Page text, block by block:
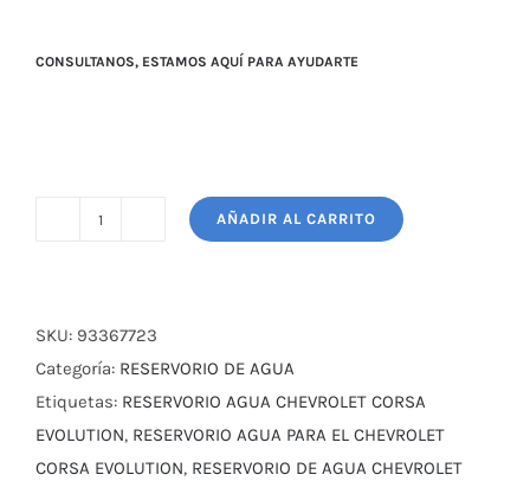
CONSULTANOS, ESTAMOS AQUÍ PARA AYUDARTE
RESERVORIO
CORSA
EVOLUTION
1.4,
1.8
cantidad
AÑADIR AL CARRITO
SKU: 93367723
Categoría: RESERVORIO DE AGUA
Etiquetas: RESERVORIO AGUA CHEVROLET CORSA
EVOLUTION, RESERVORIO AGUA PARA EL CHEVROLET
CORSA EVOLUTION, RESERVORIO DE AGUA CHEVROLET